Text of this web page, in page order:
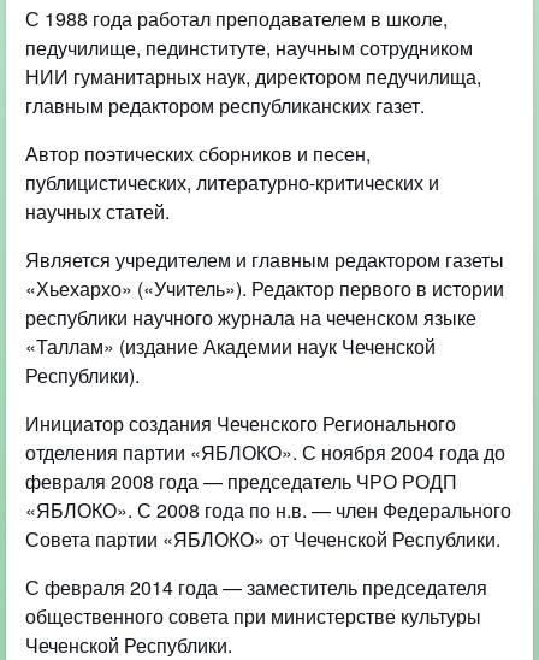
С 1988 года работал преподавателем в школе,
педучилище, пединституте, научным сотрудником
НИИ гуманитарных наук, директором педучилища,
главным редактором республиканских газет.
Автор поэтических сборников и песен,
публицистических, литературно-критических и
научных статей.
Является учредителем и главным редактором газеты
«Хьехархо» («Учитель»). Редактор первого в истории
республики научного журнала на чеченском языке
«Таллам» (издание Академии наук Чеченской
Республики).
Инициатор создания Чеченского Регионального
отделения партии «ЯБЛОКО». С ноября 2004 года до
февраля 2008 года — председатель ЧРО РОДП
«ЯБЛОКО». С 2008 года по н.в. — член Федерального
Совета партии «ЯБЛОКО» от Чеченской Республики.
С февраля 2014 года — заместитель председателя
общественного совета при министерстве культуры
Чеченской Республики.